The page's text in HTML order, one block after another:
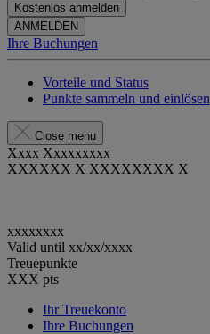
Kostenlos anmelden
ANMELDEN
Ihre Buchungen
Vorteile und Status
Punkte sammeln und einlösen
Close menu
Xxxx Xxxxxxxxx
XXXXXX X XXXXXXXX X
xxxxxxxx
Valid until xx/xx/xxxx
Treuepunkte
XXX pts
Ihr Treuekonto
Ihre Buchungen